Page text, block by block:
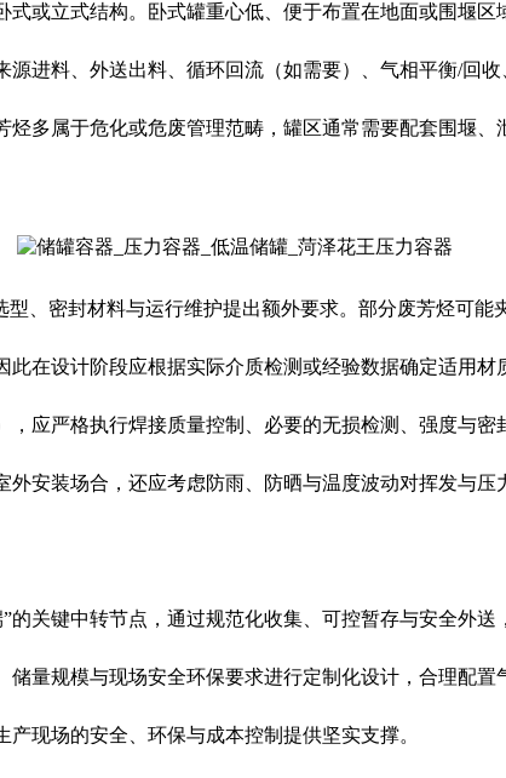
或立式结构。卧式罐重心低、便于布置在地面或围堰
进料、外送出料、循环回流（如需要）、气相平衡/回
多属于危化或危废管理范畴，罐区通常需要配套围堰
、密封材料与运行维护提出额外要求。部分废芳烃可
在设计阶段应根据实际介质检测或经验数据确定适用
应严格执行焊接质量控制、必要的无损检测、强度与
安装场合，还应考虑防雨、防晒与温度波动对挥发与
关键中转节点，通过规范化收集、可控暂存与安全外
量规模与现场安全环保要求进行定制化设计，合理配
现场的安全、环保与成本控制提供坚实支撑。